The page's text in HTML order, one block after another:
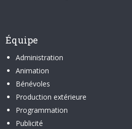
Équipe
Administration
Animation
Bénévoles
Production extérieure
Programmation
Publicité